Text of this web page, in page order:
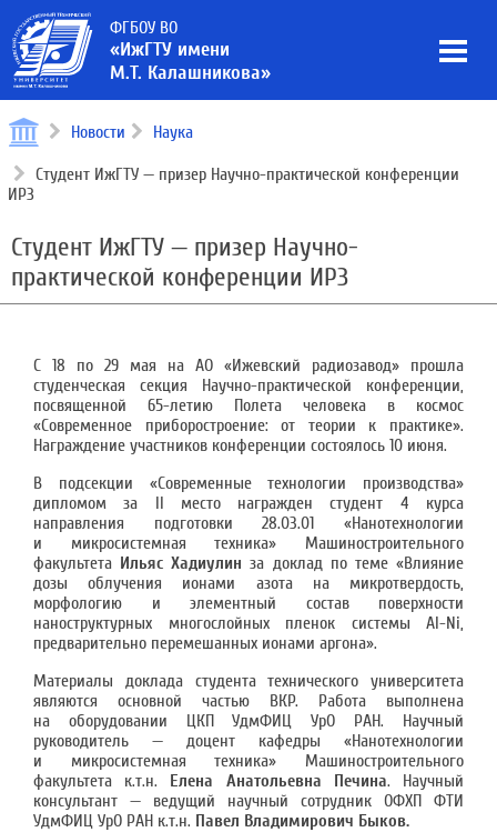
ФГБОУ ВО
«ИжГТУ имени
М.Т. Калашникова»
Новости Наука
Студент ИжГТУ — призер Научно-практической конференции
ИРЗ
Студент ИжГТУ — призер Научно-
практической конференции ИРЗ
С 18 по 29 мая на АО «Ижевский радиозавод» прошла
студенческая секция Научно-практической конференции,
посвященной 65-летию Полета человека в космос
«Современное приборостроение: от теории к практике».
Награждение участников конференции состоялось 10 июня.
В подсекции «Современные технологии производства»
дипломом за II место награжден студент 4 курса
направления подготовки 28.03.01 «Нанотехнологии
и микросистемная техника» Машиностроительного
факультета Ильяс Хадиулин за доклад по теме «Влияние
дозы облучения ионами азота на микротвердость,
морфологию и элементный состав поверхности
наноструктурных многослойных пленок системы Al-Ni,
предварительно перемешанных ионами аргона».
Материалы доклада студента технического университета
являются основной частью ВКР. Работа выполнена
на оборудовании ЦКП УдмФИЦ УрО РАН. Научный
руководитель — доцент кафедры «Нанотехнологии
и микросистемная техника» Машиностроительного
факультета к.т.н. Елена Анатольевна Печина. Научный
консультант — ведущий научный сотрудник ОФХП ФТИ
УдмФИЦ УрО РАН к.т.н. Павел Владимирович Быков.